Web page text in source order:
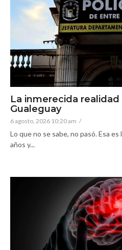
La inmerecida realidad
Gualeguay
6 agosto, 2026 10:20 am /
Lo que no se sabe, no pasó. Esa
años y...